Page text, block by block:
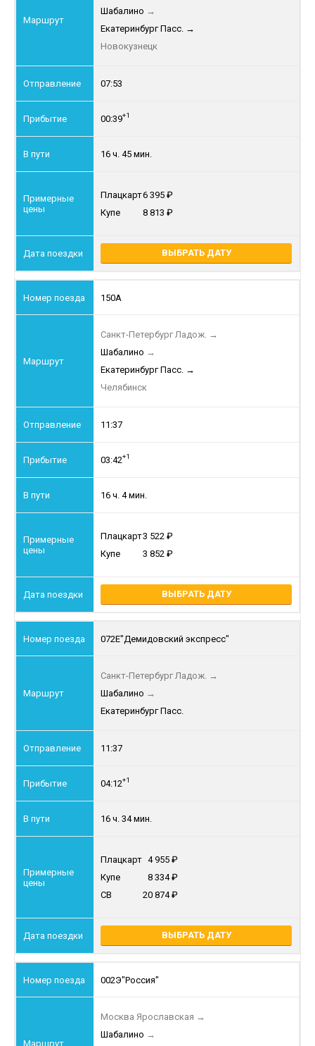
Шабалино →
Екатеринбург Пасс. →
Новокузнецк
07:53
00:39+1
16 ч. 45 мин.
Плацкарт6 395
Купе
8 813
ВЫБРАТЬ ДАТУ
150А
Санкт-Петербург Ладож. →
Шабалино →
Екатеринбург Пасс. →
Челябинск
11:37
03:42+1
16 ч. 4 мин.
Плацкарт3 522
Купе
3 852
ВЫБРАТЬ ДАТУ
072Е"Демидовский экспресс"
Санкт-Петербург Ладож. →
Шабалино →
Екатеринбург Пасс.
11:37
04:12+1
16 ч. 34 мин.
Плацкарт 4 955
Купе
8 334
СВ
20 874
ВЫБРАТЬ ДАТУ
002Э"Россия"
Москва Ярославская →
Шабалино →